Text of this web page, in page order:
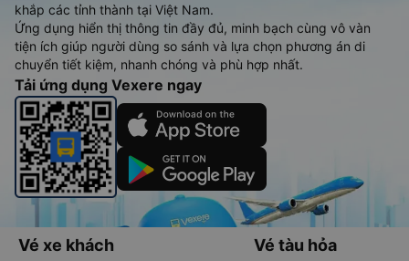
khắp các tỉnh thành tại Việt Nam.
Ứng dụng hiển thị thông tin đầy đủ, minh bạch cùng vô vàn
tiện ích giúp người dùng so sánh và lựa chọn phương án di
chuyển tiết kiệm, nhanh chóng và phù hợp nhất.
Tải ứng dụng Vexere ngay
Vé xe khách Vé tàu hỏa